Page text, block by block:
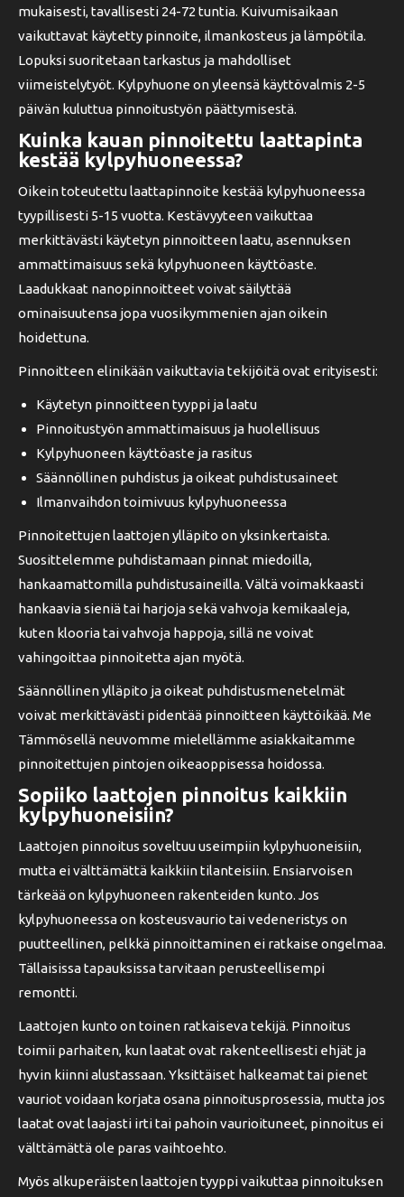
mukaisesti, tavallisesti 24-72 tuntia. Kuivumisaikaan
vaikuttavat käytetty pinnoite, ilmankosteus ja lämpötila.
Lopuksi suoritetaan tarkastus ja mahdolliset
viimeistelytyöt. Kylpyhuone on yleensä käyttövalmis 2-5
päivän kuluttua pinnoitustyön päättymisestä.
Kuinka kauan pinnoitettu laattapinta
kestää kylpyhuoneessa?
Oikein toteutettu laattapinnoite kestää kylpyhuoneessa
tyypillisesti 5-15 vuotta. Kestävyyteen vaikuttaa
merkittävästi käytetyn pinnoitteen laatu, asennuksen
ammattimaisuus sekä kylpyhuoneen käyttöaste.
Laadukkaat nanopinnoitteet voivat säilyttää
ominaisuutensa jopa vuosikymmenien ajan oikein
hoidettuna.
Pinnoitteen elinikään vaikuttavia tekijöitä ovat erityisesti:
Käytetyn pinnoitteen tyyppi ja laatu
Pinnoitustyön ammattimaisuus ja huolellisuus
Kylpyhuoneen käyttöaste ja rasitus
Säännöllinen puhdistus ja oikeat puhdistusaineet
Ilmanvaihdon toimivuus kylpyhuoneessa
Pinnoitettujen laattojen ylläpito on yksinkertaista.
Suosittelemme puhdistamaan pinnat miedoilla,
hankaamattomilla puhdistusaineilla. Vältä voimakkaasti
hankaavia sieniä tai harjoja sekä vahvoja kemikaaleja,
kuten klooria tai vahvoja happoja, sillä ne voivat
vahingoittaa pinnoitetta ajan myötä.
Säännöllinen ylläpito ja oikeat puhdistusmenetelmät
voivat merkittävästi pidentää pinnoitteen käyttöikää. Me
Tämmösellä neuvomme mielellämme asiakkaitamme
pinnoitettujen pintojen oikeaoppisessa hoidossa.
Sopiiko laattojen pinnoitus kaikkiin
kylpyhuoneisiin?
Laattojen pinnoitus soveltuu useimpiin kylpyhuoneisiin,
mutta ei välttämättä kaikkiin tilanteisiin. Ensiarvoisen
tärkeää on kylpyhuoneen rakenteiden kunto. Jos
kylpyhuoneessa on kosteusvaurio tai vedeneristys on
puutteellinen, pelkkä pinnoittaminen ei ratkaise ongelmaa.
Tällaisissa tapauksissa tarvitaan perusteellisempi
remontti.
Laattojen kunto on toinen ratkaiseva tekijä. Pinnoitus
toimii parhaiten, kun laatat ovat rakenteellisesti ehjät ja
hyvin kiinni alustassaan. Yksittäiset halkeamat tai pienet
vauriot voidaan korjata osana pinnoitusprosessia, mutta jos
laatat ovat laajasti irti tai pahoin vaurioituneet, pinnoitus ei
välttämättä ole paras vaihtoehto.
Myös alkuperäisten laattojen tyyppi vaikuttaa pinnoituksen